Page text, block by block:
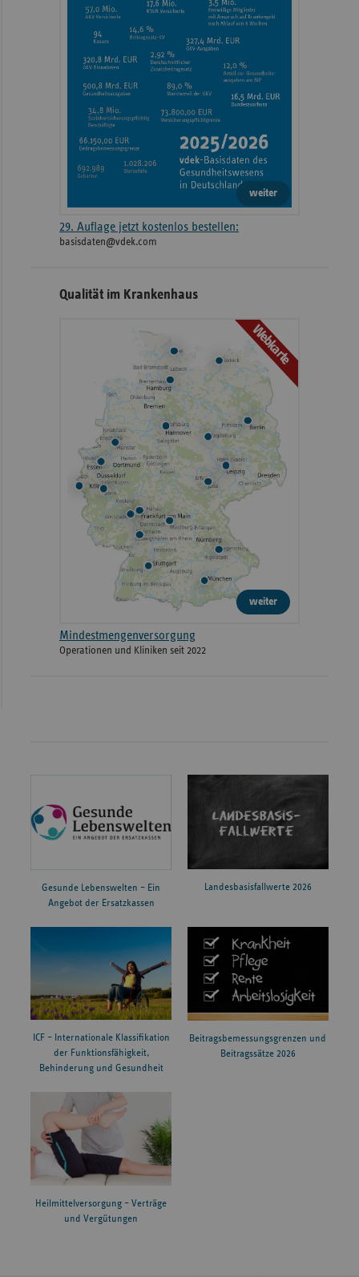
weiter
29. Auflage jetzt kostenlos bestellen:
basisdaten@vdek.com
Qualität im Krankenhaus
Webkarte
weiter
Mindestmengenversorgung
Operationen und Kliniken seit 2022
Gesunde Lebenswelten – Ein
Angebot der Ersatzkassen
Landesbasisfallwerte 2026
ICF – Internationale Klassifikation
der Funktionsfähigkeit,
Behinderung und Gesundheit
Beitragsbemessungsgrenzen und
Beitragssätze 2026
Heilmittelversorgung – Verträge
und Vergütungen